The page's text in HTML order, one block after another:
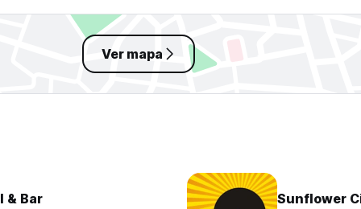
dia
t?rreo
? permitido)
ac?stico
Ver mapa
& Bar
Sunflower